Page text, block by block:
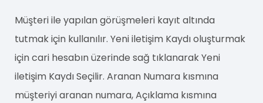
Müşteri ile yapılan görüşmeleri kayıt altında
tutmak için kullanılır. Yeni iletişim Kaydı oluşturmak
için cari hesabın üzerinde sağ tıklanarak Yeni
iletişim Kaydı Seçilir. Aranan Numara kısmına
müşteriyi aranan numara, Açıklama kısmına